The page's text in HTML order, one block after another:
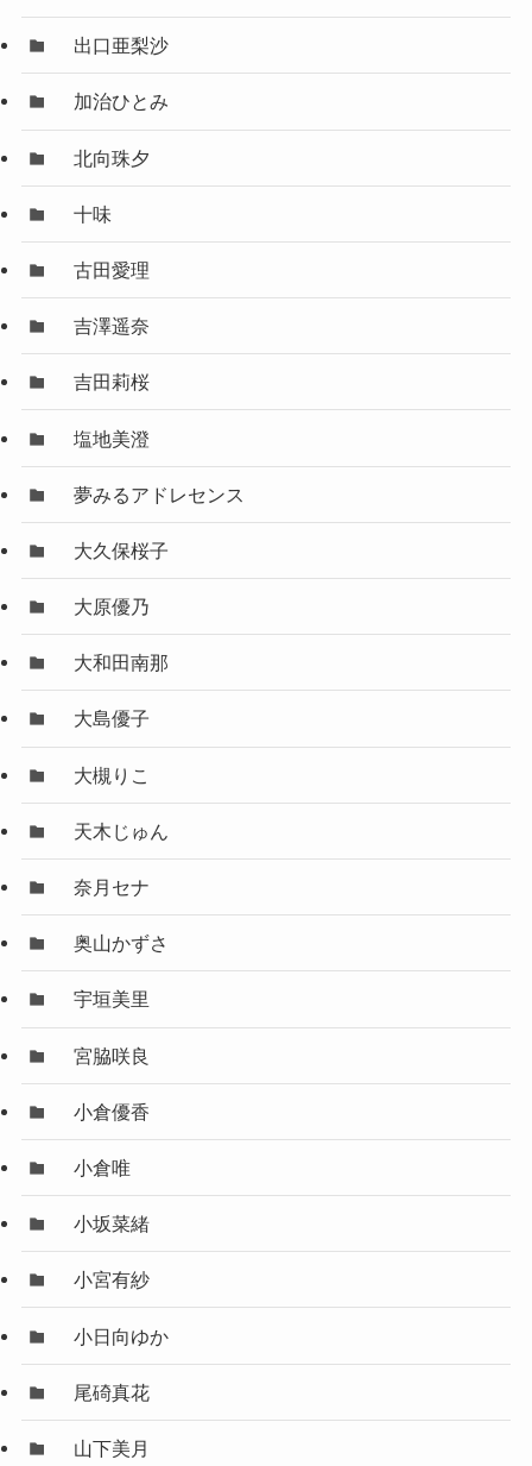
出口亜梨沙
加治ひとみ
北向珠夕
十味
古田愛理
吉澤遥奈
吉田莉桜
塩地美澄
夢みるアドレセンス
大久保桜子
大原優乃
大和田南那
大島優子
大槻りこ
天木じゅん
奈月セナ
奥山かずさ
宇垣美里
宮脇咲良
小倉優香
小倉唯
小坂菜緒
小宮有紗
小日向ゆか
尾碕真花
山下美月